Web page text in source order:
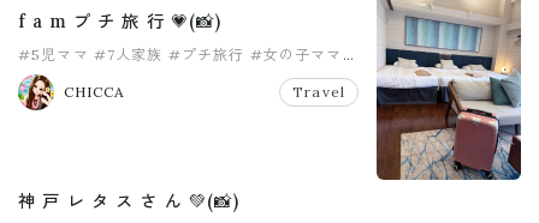
f a m プ チ 旅 行 💗(📸)
#5児ママ #7人家族 #プチ旅行 #女の子ママ
#子育て中ママ
CHICCA
Travel
神 戸 レ タ ス さ ん 💚(📸)